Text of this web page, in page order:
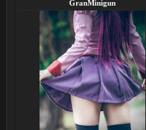
GranMinigun